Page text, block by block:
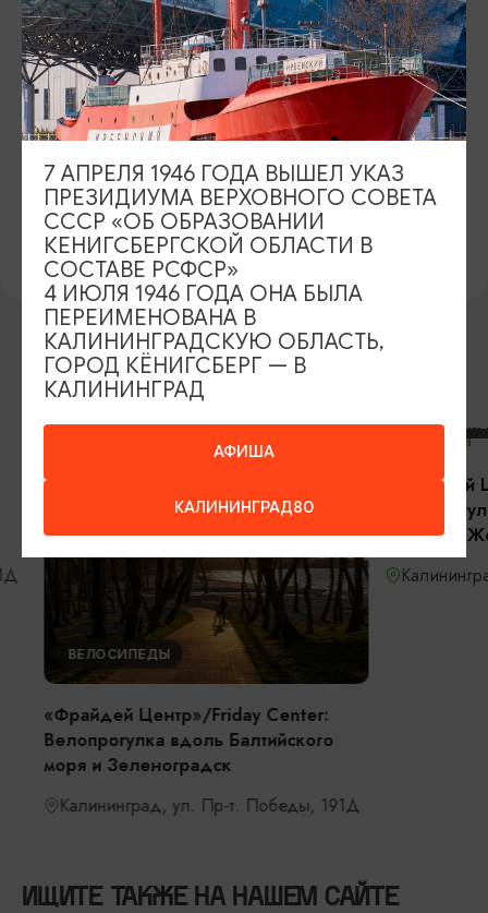
ПРЕДЛОЖИТЬ ИНФОРМАЦИЮ
ДРУГИЕ МЕСТА
ВЕЛОСИПЕДЫ
«Фрайдей Центр»/Friday Center:
Велопрогулка вдоль Балтийского
моря и Зеленоградск
Калининград, ул. Пр-т. Победы, 191Д
«Фрайдей
канала и
ИЩИТЕ ТАКЖЕ НА НАШЕМ САЙТЕ
АФИША
КАЛИНИНГРАД80
7 АПРЕЛЯ 1946 ГОДА ВЫШЕЛ УКАЗ
ПРЕЗИДИУМА ВЕРХОВНОГО СОВЕТА
СССР «ОБ ОБРАЗОВАНИИ
КЕНИГСБЕРГСКОЙ ОБЛАСТИ В
СОСТАВЕ РСФСР»
4 ИЮЛЯ 1946 ГОДА ОНА БЫЛА
ПЕРЕИМЕНОВАНА В
КАЛИНИНГРАДСКУЮ ОБЛАСТЬ,
ГОРОД КЁНИГСБЕРГ — В
КАЛИНИНГРАД